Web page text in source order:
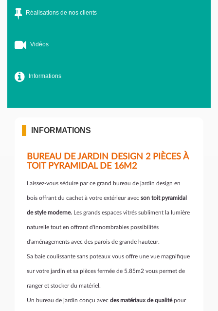
Réalisations de nos clients
Vidéos
Informations
INFORMATIONS
BUREAU DE JARDIN DESIGN 2 PIÈCES À
TOIT PYRAMIDAL DE 16M2
Laissez-vous séduire par ce grand bureau de jardin design en
bois offrant du cachet à votre extérieur avec son toit pyramidal
de style moderne. Les grands espaces vitrés subliment la lumière
naturelle tout en offrant d'innombrables possibilités
d'aménagements avec des parois de grande hauteur.
Sa baie coulissante sans poteaux vous offre une vue magnifique
sur votre jardin et sa pièces fermée de 5.85m2 vous permet de
ranger et stocker du matériel.
Un bureau de jardin conçu avec des matériaux de qualitépour